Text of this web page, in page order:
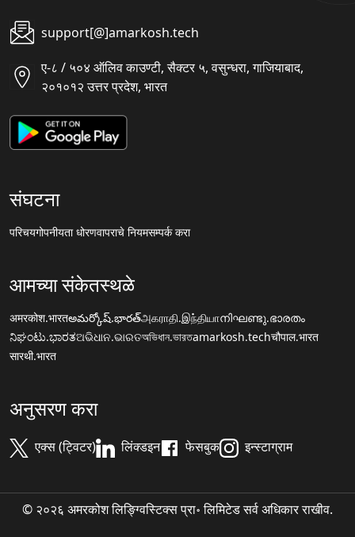
support[@]amarkosh.tech
ए-८ / ५०४ ऑलिव काउण्टी, सैक्टर ५, वसुन्धरा, गाजियाबाद,
२०१०१२ उत्तर प्रदेश, भारत
संघटना
परिचयगोपनीयता धोरणवापराचे नियमसम्पर्क करा
आमच्या संकेतस्थळे
अमरकोश.भारतఅమర్కోష్.భారత్அகராதி.இந்தியாനിഘണ്ടു.ഭാരതം
ನಿಘಂಟು.ಭಾರತଅଭିଧାନ.ଭାରତঅভিধান.ভারতamarkosh.techचौपाल.भारत
सारथी.भारत
अनुसरण करा
एक्स (ट्विटर) लिंक्डइन फेसबुक इन्स्टाग्राम
© २०२६ अमरकोश लिङ्ग्विस्टिक्स प्रा॰ लिमिटेड सर्व अधिकार राखीव.